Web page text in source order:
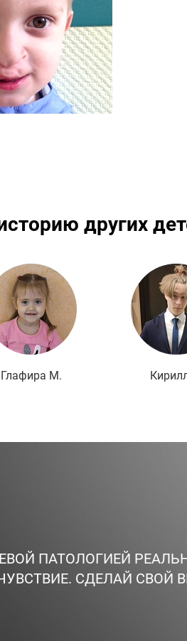
других
Подробнее
Глафира М.
ПАТОЛОГИЕЙ
СДЕЛАЙ СВОЙ